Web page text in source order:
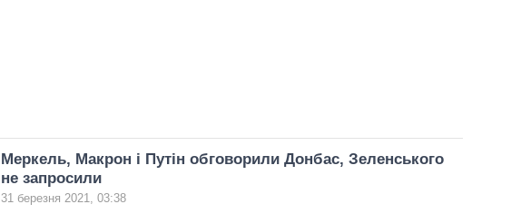
Меркель, Макрон і Путін обговорили Донбас, Зеленського
не запросили
31 березня 2021, 03:38